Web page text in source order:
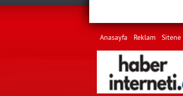
Anasayfa Reklam Sitene